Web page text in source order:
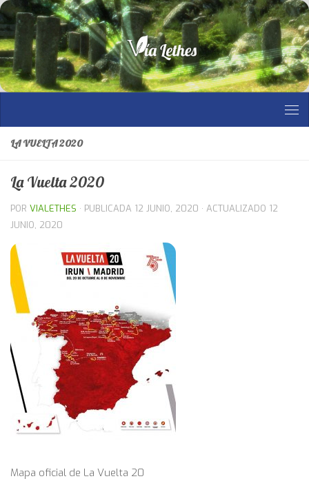
Saltar al contenido
LA VUELTA 2020
La Vuelta 2020
POR VIALETHES · PUBLICADA 12 JUNIO, 2020 · ACTUALIZADO 12
JUNIO, 2020
Mapa oficial de La Vuelta 20